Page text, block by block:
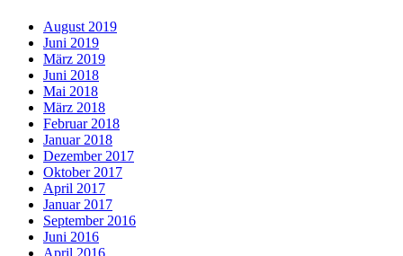
August 2019
Juni 2019
März 2019
Juni 2018
Mai 2018
März 2018
Februar 2018
Januar 2018
Dezember 2017
Oktober 2017
April 2017
Januar 2017
September 2016
Juni 2016
April 2016